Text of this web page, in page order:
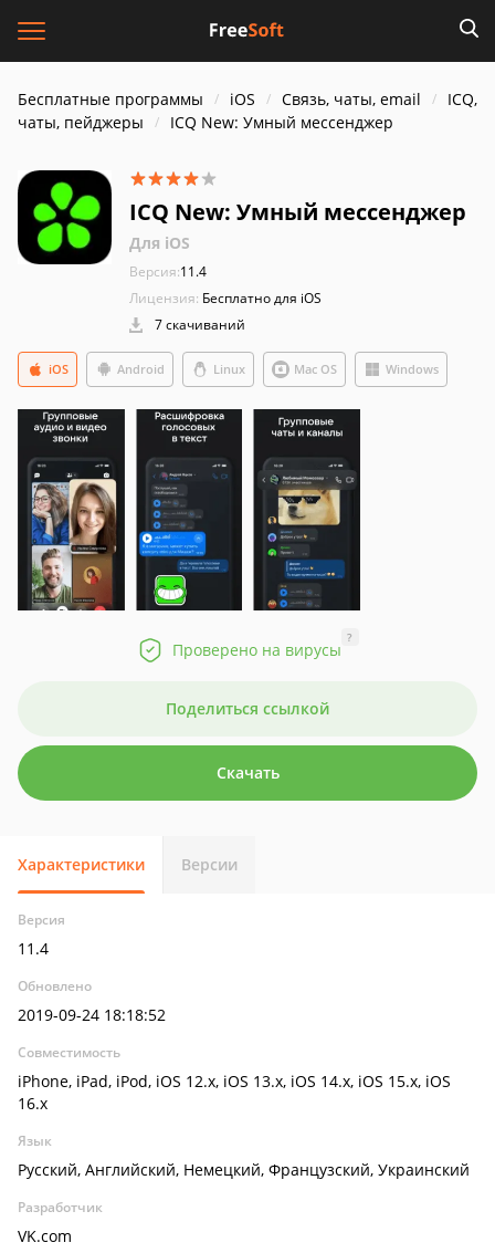
Бесплатные программы iOS Связь, чаты, email
ICQ,
чаты, пейджеры
ICQ New: Умный мессенджер
ICQ New: Умный мессенджер
Для iOS
Версия:11.4
Лицензия: Бесплатно для iOS
7 скачиваний
Android
iOS Linux Mac OS Windows
Проверено на вирусы
?
Поделиться ссылкой
Скачать
Характеристики Версии
Версия
11.4
Обновлено
2019-09-24 18:18:52
Совместимость
iPhone, iPad, iPod, iOS 12.x, iOS 13.x, iOS 14.x, iOS 15.x, iOS
16.x
Язык
Русский, Английский, Немецкий, Французский, Украинский
Разработчик
VK.com